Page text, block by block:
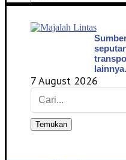
lainnya.
7 August 2026
Temukan